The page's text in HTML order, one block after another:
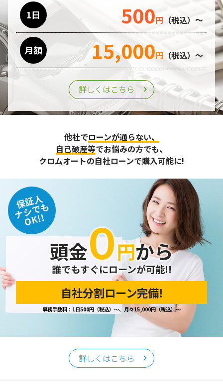
1日 500円 （税込）～
月額 15,000円 （税込）～
詳しくはこちら
他社でローンが通らない、
自己破産等でお悩みの方でも、
クロムオートの自社ローンで購入可能に!
保証人
ナシでも
OK!!
頭金０円から
誰でもすぐにローンが可能!!
自社分割ローン完備!
事務手数料：1日500円（税込）～、月々15,000円（税込）～
詳しくはこちら